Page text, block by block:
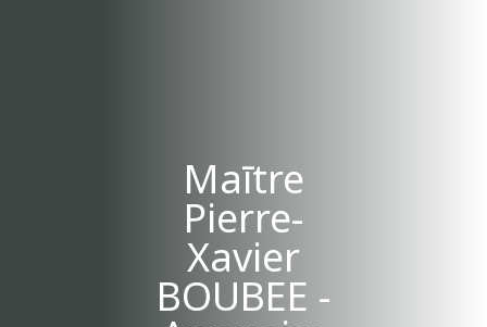
Maītre
Pierre-
Xavier
BOUBEE -